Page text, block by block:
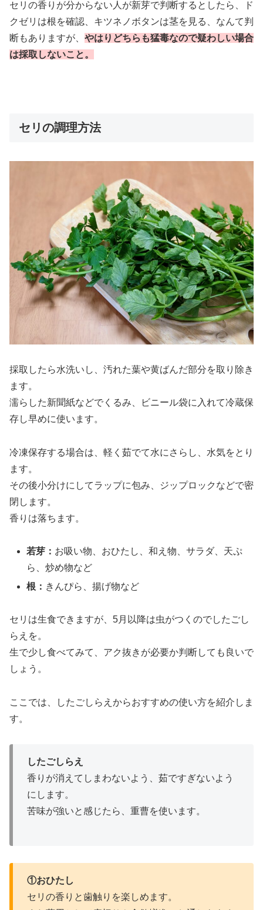
セリの香りが分からない人が新芽で判断するとしたら、ド
クゼリは根を確認、キツネノボタンは茎を見る、なんて判
断もありますが、 やはりどちらも猛毒なので疑わしい場合
は採取しないこと。
セリの調理方法
採取したら水洗いし、汚れた葉や黄ばんだ部分を取り除き
ます。
濡らした新聞紙などでくるみ、ビニール袋に入れて冷蔵保
存し早めに使います。
冷凍保存する場合は、軽く茹でて水にさらし、水気をとり
ます。
その後小分けにしてラップに包み、ジップロックなどで密
閉します。
香りは落ちます。
若芽： お吸い物、おひたし、和え物、サラダ、天ぷ
ら、炒め物など
根： きんぴら、揚げ物など
セリは生食できますが、 5月以降は虫がつくのでしたごし
らえを。
生で少し食べてみて、アク抜きが必要か判断しても良いで
しょう。
ここでは、したごしらえからおすすめの使い方を紹介しま
す。
したごしらえ
香りが消えてしまわないよう、茹ですぎないよう
にします。
苦味が強いと感じたら、重曹を使います。
①おひたし
セリの香りと歯触りを楽しめます。